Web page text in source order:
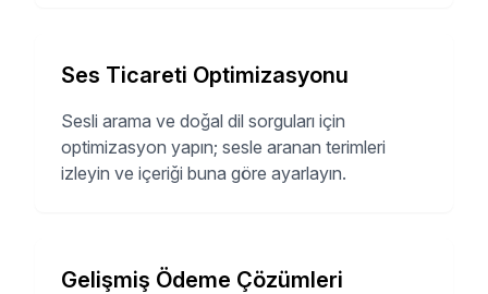
Ses Ticareti Optimizasyonu
Sesli arama ve doğal dil sorguları için
optimizasyon yapın; sesle aranan terimleri
izleyin ve içeriği buna göre ayarlayın.
Gelişmiş Ödeme Çözümleri